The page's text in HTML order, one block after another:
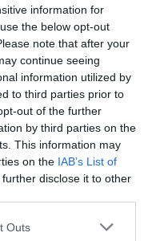
information for
the below opt-out
note that after your
continue seeing
information utilized by
to third parties prior to
out of the further
by third parties on the
This information may
on the IAB’s List of
disclose it to other
one or more Google
Outs